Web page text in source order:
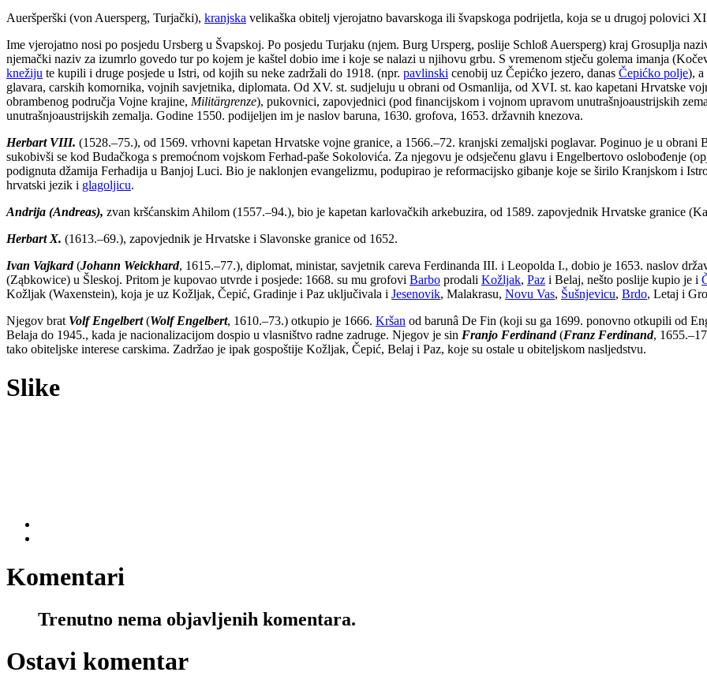
Aueršperški (von Auersperg, Turjački), kranjska velikaška obitelj vjerojatno bavarskoga ili švapskoga podrijetla, koja se u drugoj polovici
Ime vjerojatno nosi po posjedu Ursberg u Švapskoj. Po posjedu Turjaku (njem. Burg Ursperg, poslije Schloß Auersperg) kraj Grosuplja
njemački naziv za izumrlo govedo tur po kojem je kaštel dobio ime i koje se nalazi u njihovu grbu. S vremenom stječu golema imanja
knežiju te kupili i druge posjede u Istri, od kojih su neke zadržali do 1918. (npr. pavlinski cenobij uz Čepićko jezero, danas Čepićko polje), a
glavara, carskih komornika, vojnih savjetnika, diplomata. Od XV. st. sudjeluju u obrani od Osmanlija, od XVI. st. kao kapetani Hrvatske
obrambenog područja Vojne krajine, Militärgrenze), pukovnici, zapovjednici (pod financijskom i vojnom upravom unutrašnjoaustrijskih
unutrašnjoaustrijskih zemalja. Godine 1550. podijeljen im je naslov baruna, 1630. grofova, 1653. državnih knezova.
Herbart VIII. (1528.–75.), od 1569. vrhovni kapetan Hrvatske vojne granice, a 1566.–72. kranjski zemaljski poglavar. Poginuo je u
sukobivši se kod Budačkoga s premoćnom vojskom Ferhad-paše Sokolovića. Za njegovu je odsječenu glavu i Engelbertovo oslobođenje
podignuta džamija Ferhadija u Banjoj Luci. Bio je naklonjen evangelizmu, podupirao je reformacijsko gibanje koje se širilo Kranjskom i
hrvatski jezik i glagoljicu.
Andrija (Andreas), zvan kršćanskim Ahilom (1557.–94.), bio je kapetan karlovačkih arkebuzira, od 1589. zapovjednik Hrvatske granice
Herbart X. (1613.–69.), zapovjednik je Hrvatske i Slavonske granice od 1652.
Ivan Vajkard(Johann Weickhard, 1615.–77.), diplomat, ministar, savjetnik careva Ferdinanda III. i Leopolda I., dobio je 1653. naslov
(Ząbkowice) u Šleskoj. Pritom je kupovao utvrde i posjede: 1668. su mu grofovi Barbo prodali Kožljak, Paz i Belaj, nešto poslije kupio je i
Kožljak (Waxenstein), koja je uz Kožljak, Čepić, Gradinje i Paz uključivala i Jesenovik, Malakrasu, Novu Vas, Šušnjevicu, Brdo, Letaj i
Njegov brat Volf Engelbert(Wolf Engelbert, 1610.–73.) otkupio je 1666. Kršan od barunâ De Fin (koji su ga 1699. ponovno otkupili od
Belaja do 1945., kada je nacionalizacijom dospio u vlasništvo radne zadruge. Njegov je sin Franjo Ferdinand(Franz Ferdinand,
tako obiteljske interese carskima. Zadržao je ipak gospoštije Kožljak, Čepić, Belaj i Paz, koje su ostale u obiteljskom nasljedstvu.
Slike
Komentari
Trenutno nema objavljenih komentara.
Ostavi komentar